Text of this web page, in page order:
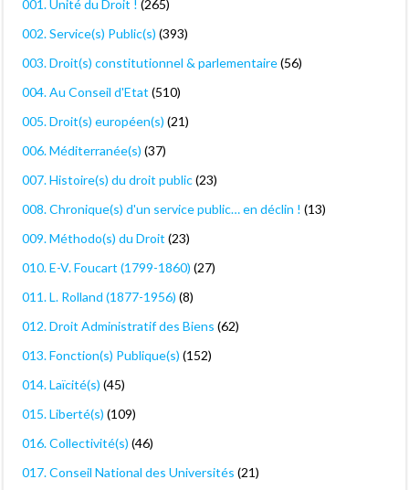
001. Unité du Droit ! (265)
002. Service(s) Public(s) (393)
003. Droit(s) constitutionnel & parlementaire(56)
004. Au Conseil d'Etat (510)
005. Droit(s) européen(s) (21)
006. Méditerranée(s) (37)
007. Histoire(s) du droit public(23)
008. Chronique(s) d'un service public… en déclin ! (13)
009. Méthodo(s) du Droit (23)
010. E-V. Foucart (1799-1860) (27)
011. L. Rolland (1877-1956) (8)
012. Droit Administratif des Biens (62)
013. Fonction(s) Publique(s) (152)
014. Laïcité(s) (45)
015. Liberté(s) (109)
016. Collectivité(s) (46)
017. Conseil National des Universités (21)